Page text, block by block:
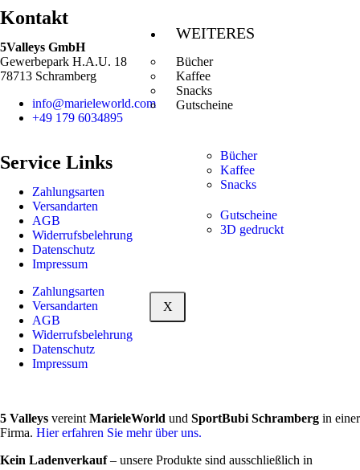
WEITERES
Bücher
Kaffee
Snacks
Gutscheine
Bücher
Kaffee
Snacks
Gutscheine
3D gedruckt
X
Kontakt
5Valleys GmbH
Gewerbepark H.A.U. 18
78713 Schramberg
info@marieleworld.com
+49 179 6034895
Service Links
Zahlungsarten
Versandarten
AGB
Widerrufsbelehrung
Datenschutz
Impressum
Zahlungsarten
Versandarten
AGB
Widerrufsbelehrung
Datenschutz
Impressum
5 Valleys vereintMarieleWorld und SportBubi Schramberg in einer
Firma. Hier erfahren Sie mehr über uns.
Kein Ladenverkauf– unsere Produkte sind ausschließlich in